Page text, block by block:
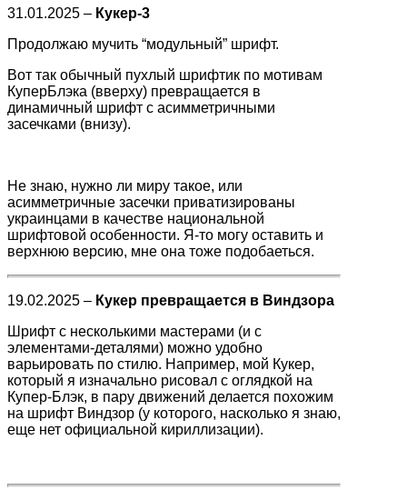
31.01.2025 – Кукер-3
Продолжаю мучить “модульный” шрифт.
Вот так обычный пухлый шрифтик по мотивам
КуперБлэка (вверху) превращается в
динамичный шрифт с асимметричными
засечками (внизу).
Не знаю, нужно ли миру такое, или
асимметричные засечки приватизированы
украинцами в качестве национальной
шрифтовой особенности. Я-то могу оставить и
верхнюю версию, мне она тоже подобаеться.
19.02.2025 – Кукер превращается в Виндзора
Шрифт с несколькими мастерами (и с
элементами-деталями) можно удобно
варьировать по стилю. Например, мой Кукер,
который я изначально рисовал с оглядкой на
Купер-Блэк, в пару движений делается похожим
на шрифт Виндзор (у которого, насколько я знаю,
еще нет официальной кириллизации).